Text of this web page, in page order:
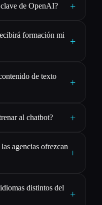
de OpenAI? +
formación mi
+
de texto
+
al chatbot? +
agencias ofrezcan
+
distintos del
+